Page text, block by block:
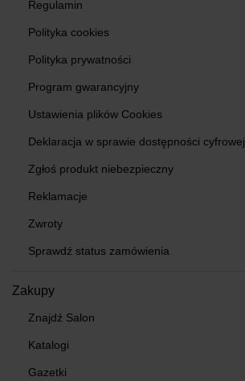
Regulamin
Polityka cookies
Polityka prywatności
Program gwarancyjny
Ustawienia plików Cookies
Deklaracja w sprawie dostępności cyfrowej
Zgłoś produkt niebezpieczny
Reklamacje
Zwroty
Sprawdź status zamówienia
Zakupy
Znajdź Salon
Katalogi
Gazetki